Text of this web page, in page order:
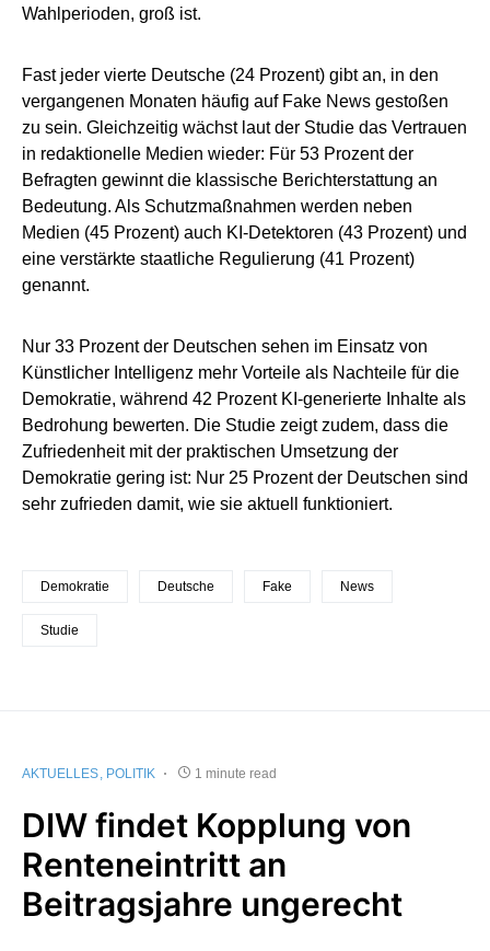
Wahlperioden, groß ist.
Fast jeder vierte Deutsche (24 Prozent) gibt an, in den
vergangenen Monaten häufig auf Fake News gestoßen
zu sein. Gleichzeitig wächst laut der Studie das Vertrauen
in redaktionelle Medien wieder: Für 53 Prozent der
Befragten gewinnt die klassische Berichterstattung an
Bedeutung. Als Schutzmaßnahmen werden neben
Medien (45 Prozent) auch KI-Detektoren (43 Prozent) und
eine verstärkte staatliche Regulierung (41 Prozent)
genannt.
Nur 33 Prozent der Deutschen sehen im Einsatz von
Künstlicher Intelligenz mehr Vorteile als Nachteile für die
Demokratie, während 42 Prozent KI-generierte Inhalte als
Bedrohung bewerten. Die Studie zeigt zudem, dass die
Zufriedenheit mit der praktischen Umsetzung der
Demokratie gering ist: Nur 25 Prozent der Deutschen sind
sehr zufrieden damit, wie sie aktuell funktioniert.
Demokratie Deutsche Fake News
Studie
AKTUELLES POLITIK 1 minute read
DIW findet Kopplung von
Renteneintritt an
Beitragsjahre ungerecht